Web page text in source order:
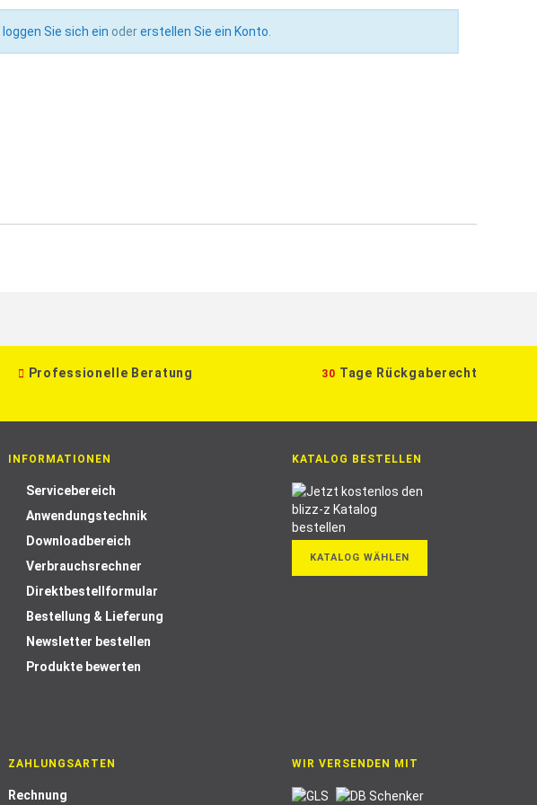
loggen Sie sich ein odererstellen Sie ein Konto
Professionelle Beratung 30 Tage Rückgaberecht
INFORMATIONEN
Servicebereich
Anwendungstechnik
Downloadbereich
Verbrauchsrechner
Direktbestellformular
Bestellung & Lieferung
Newsletter bestellen
Produkte bewerten
KATALOG BESTELLEN
KATALOG WÄHLEN
ZAHLUNGSARTEN
Rechnung
WIR VERSENDEN MIT